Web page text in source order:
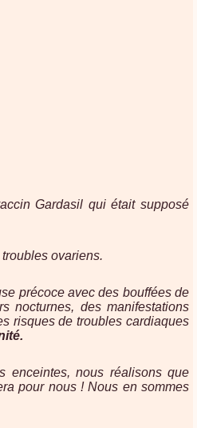
Gardasil qui était supposé
ovariens.
précoce avec des bouffées de
nocturnes, des manifestations
risques de troubles cardiaques
enceintes, nous réalisons que
pour nous ! Nous en sommes